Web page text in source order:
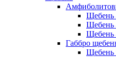
Щебень
Щебень
Щебень
Габбро
Щебень